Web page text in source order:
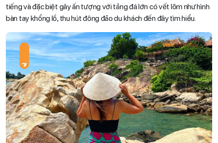
tiếng và đặc biệt gây ấn tượng với tảng đá lớn có vết lõm như hình
bàn tay khổng lồ, thu hút đông đảo du khách đến đây tìm hiểu.